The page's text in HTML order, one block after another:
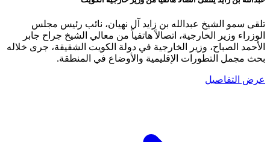
تلقى سمو الشيخ عبدالله بن زايد آل نهيان، نائب رئيس مجلس
الوزراء وزير الخارجية، اتصالاً هاتفياً من معالي الشيخ جراح جابر
الأحمد الصباح، وزير الخارجية في دولة الكويت الشقيقة، جرى خلاله
بحث مجمل التطورات الإقليمية والأوضاع في المنطقة.
عرض التفاصيل